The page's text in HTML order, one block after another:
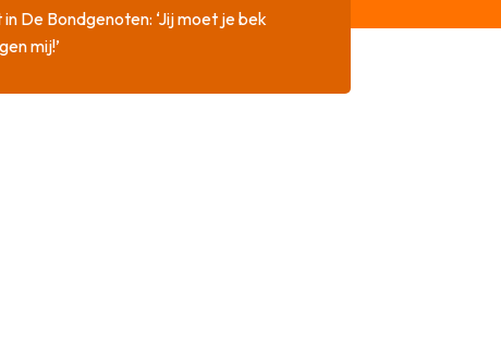
De Bondgenoten: ‘Jij moet je bek
mij!’